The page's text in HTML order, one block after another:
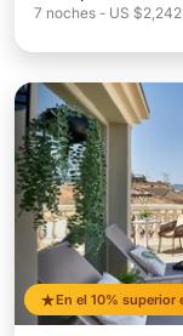
7 noches - US $2,242